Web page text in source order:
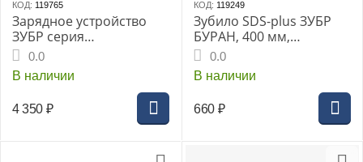
КОД: 119765
Зарядное устройство
ЗУБР серия
«ПРОФЕССИОНАЛ», Li-
Ion 20В, 6А, тип T7, (RT7-
20-6)
0.0
В наличии
4 350 ₽
КОД: 119249
Зубило SDS-plus ЗУБР
БУРАН, 400 мм,
пикообразное, (29361-
00-400_Z01)
0.0
В наличии
660 ₽